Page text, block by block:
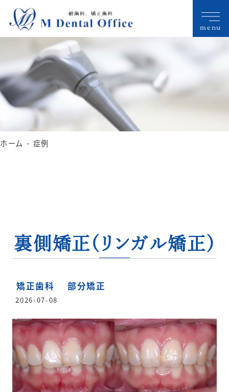
ホーム 症例
裏側矯正(リンガル矯正)
矯正歯科 部分矯正
2026-07-08
menu